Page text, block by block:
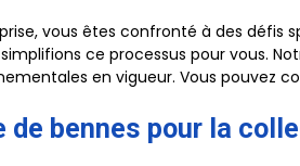
vous êtes confronté à des défis
ce processus pour vous.
en vigueur. Vous pouvez
de bennes pour la